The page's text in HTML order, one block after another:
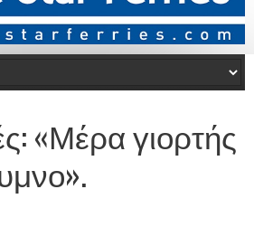
«Μέρα γιορτής